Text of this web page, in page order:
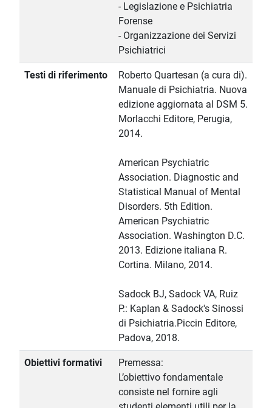
- Legislazione e Psichiatria
Forense
- Organizzazione dei Servizi
Psichiatrici
Testi di riferimento
Roberto Quartesan (a cura di).
Manuale di Psichiatria. Nuova
edizione aggiornata al DSM 5.
Morlacchi Editore, Perugia,
2014.
American Psychiatric
Association. Diagnostic and
Statistical Manual of Mental
Disorders. 5th Edition.
American Psychiatric
Association. Washington D.C.
2013. Edizione italiana R.
Cortina. Milano, 2014.
Sadock BJ, Sadock VA, Ruiz
P.: Kaplan & Sadock's Sinossi
di Psichiatria.Piccin Editore,
Padova, 2018.
Obiettivi formativi
Premessa:
L’obiettivo fondamentale
consiste nel fornire agli